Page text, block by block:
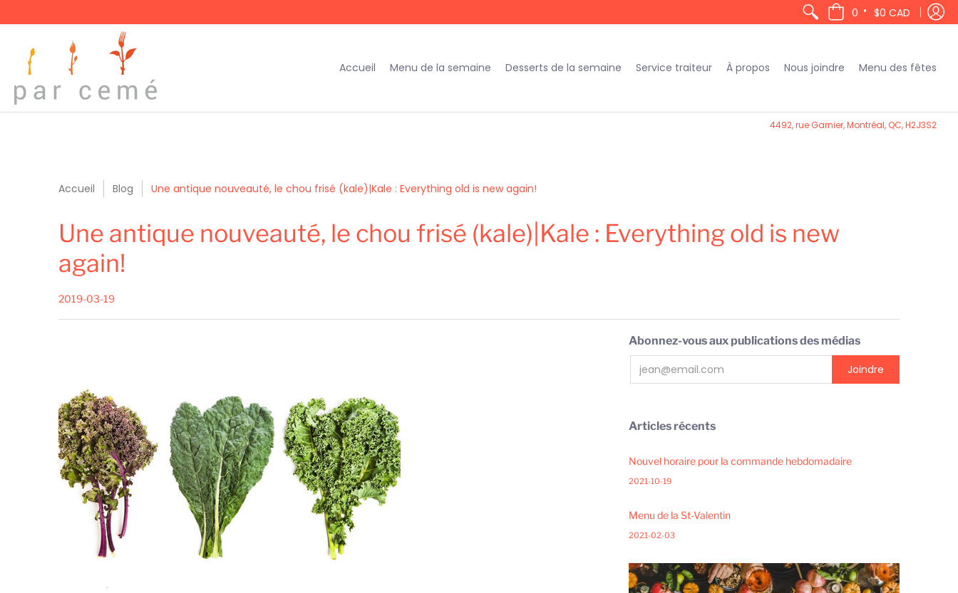
0 • $0 CAD
Accueil Menu de la semaine Desserts de la semaine Service traiteur À propos Nous joindre Menu des fêtes
4492, rue Garnier, Montréal, QC, H2J3S2
Accueil Blog Une antique nouveauté, le chou frisé (kale)|Kale : Everything old is new again!
Une antique nouveauté, le chou frisé (kale)|Kale : Everything old is new
again!
2019-03-19
Abonnez-vous aux publications des médias
Articles récents
Nouvel horaire pour la commande hebdomadaire
2021-10-19
Menu de la St-Valentin
2021-02-03